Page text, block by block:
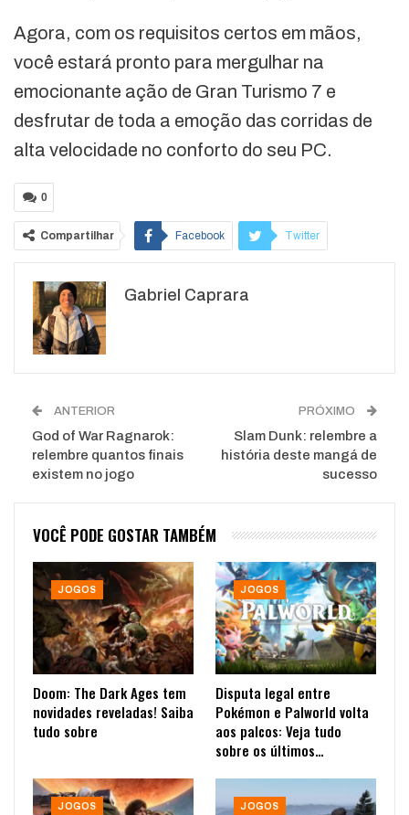
Agora, com os requisitos certos em mãos,
você estará pronto para mergulhar na
emocionante ação de Gran Turismo 7 e
desfrutar de toda a emoção das corridas de
alta velocidade no conforto do seu PC.
0
Compartilhar Facebook Twitter
WhatsApp
Gabriel Caprara
ANTERIOR
God of War Ragnarok:
relembre quantos finais
existem no jogo
PRÓXIMO
Slam Dunk: relembre a
história deste mangá de
sucesso
VOCÊ PODE GOSTAR TAMBÉM
JOGOS
Doom: The Dark Ages tem
novidades reveladas! Saiba
tudo sobre
JOGOS
Disputa legal entre
Pokémon e Palworld volta
aos palcos: Veja tudo
sobre os últimos…
JOGOS JOGOS